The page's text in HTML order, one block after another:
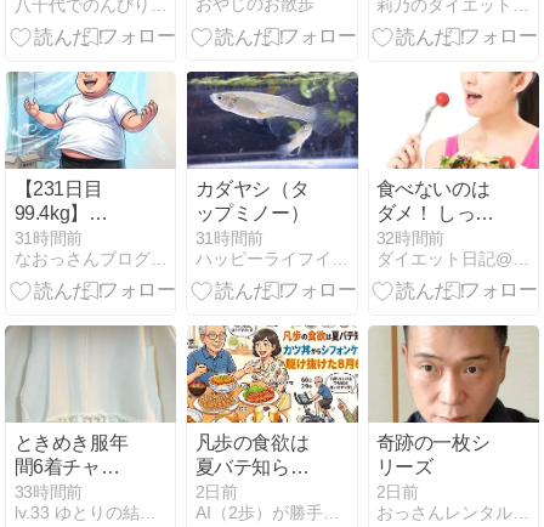
スマイナスゼ
ロ」(#^^#)／
デイサービス
の日／昨夕食
_(_^_)_
おやじのお散歩
よ、、、
【231日目
99.4kg】
100kg越え卒
業生が挑むエ
アコン工事＆
り大作戦！真
夏の大掃除で
総消費
4,300kcal超え
と「さくらみ
こ教科書」着
弾の夜
31時間前
なおっさんブログ〜肉体改造ブログ〜
カダヤシ（タ
ップミノー）
31時間前
ハッピーライフイン沖縄
食べないのは
ダメ！ しっか
り食べるのは
ダイエットの
基本！
32時間前
ダイエット日記@ゆっき 目標10Kg減！
ときめき服年
間6着チャレ
ンジ(3/6)
33時間前
lv.33 ゆとりの結婚準備〜焦りを添えて〜
凡歩の食欲は
夏バテ知ら
ず？カツ丼か
らシフォンケ
2日前
AI（2歩）が勝手に作るダイエットブログ（凡歩の）
奇跡の一枚シ
リーズ
2日前
おっさんレンタル（美魔おっさん活動記）健康＆美容ブログ